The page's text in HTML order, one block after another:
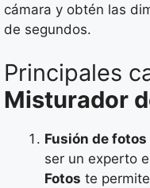
cámara y obtén las
de segundos.
Principales
Misturador
Fusión de
ser un experto
Fotos te